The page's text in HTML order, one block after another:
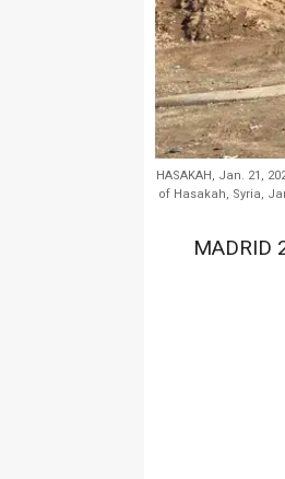
HASAKAH, Jan. 21,
of Hasakah, Syria,
MADRID